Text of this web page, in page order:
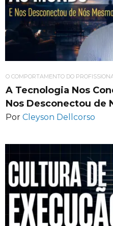
O COMPORTAMENTO DO
A Tecnologia Nos
Nos Desconectou de
Por Cleyson Dellcorso